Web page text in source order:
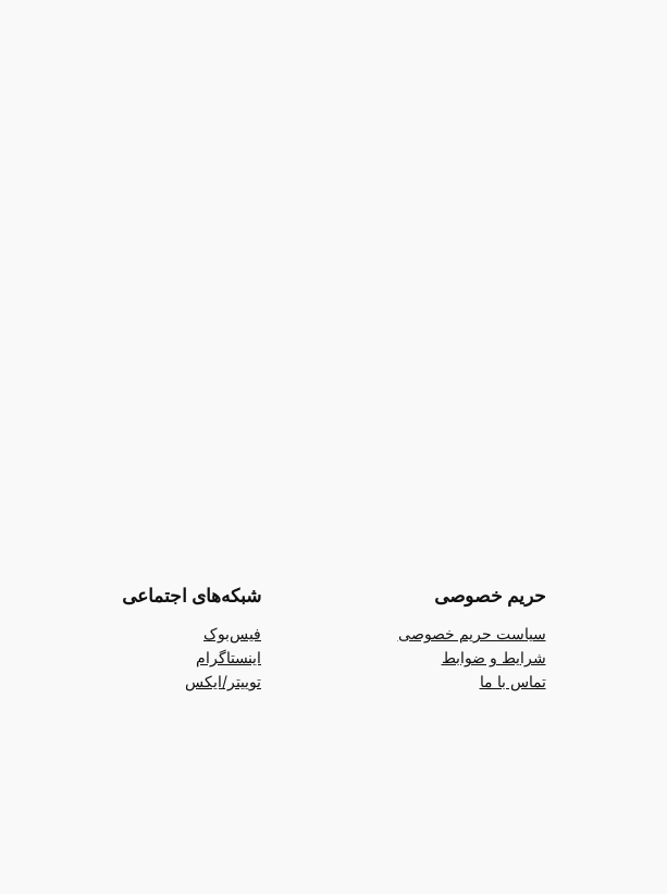
حریم خصوصی
سیاست حریم خصوصی
شرایط و ضوابط
تماس با ما
شبکه‌های اجتماعی
فیس‌بوک
اینستاگرام
توییتر/ایکس